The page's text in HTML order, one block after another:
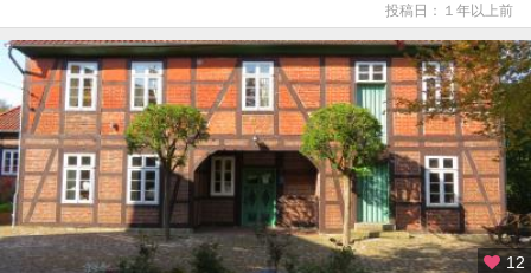
ゼ
ド
ム
島
エ
ア
フ
ル
ト
投稿日：１年以上前
12